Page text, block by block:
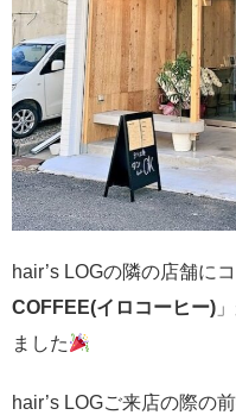
hair’s LOGの隣の店舗に
COFFEE(イロコーヒー)
ました
hair’s LOGご来店の際の